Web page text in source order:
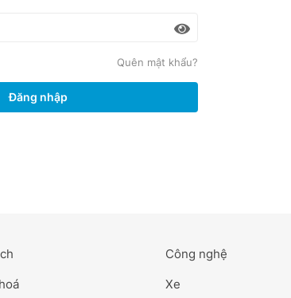
Quên mật khẩu?
Đăng nhập
Công nghệ
Xe